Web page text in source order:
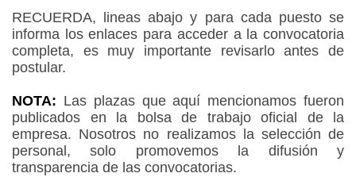
RECUERDA, lineas abajo y para cada puesto se
informa los enlaces para acceder a la convocatoria
completa, es muy importante revisarlo antes de
postular.
NOTA: Las plazas que aquí mencionamos fueron
publicados en la bolsa de trabajo oficial de la
empresa. Nosotros no realizamos la selección de
personal, solo promovemos la difusión y
transparencia de las convocatorias.